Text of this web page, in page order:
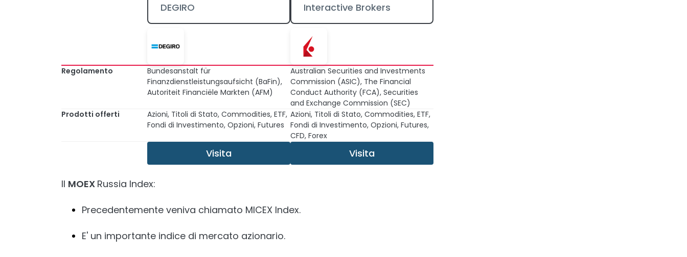
DEGIRO Interactive Brokers
Regolamento
Bundesanstalt für
Finanzdienstleistungsaufsicht (BaFin),
Autoriteit Financiële Markten (AFM)
Australian Securities and Investments
Commission (ASIC), The Financial
Conduct Authority (FCA), Securities
and Exchange Commission (SEC)
Prodotti offerti
Azioni, Titoli di Stato, Commodities, ETF,
Fondi di Investimento, Opzioni, Futures
Azioni, Titoli di Stato, Commodities, ETF,
Fondi di Investimento, Opzioni, Futures,
CFD, Forex
Visita Visita
Il MOEX Russia Index:
Precedentemente veniva chiamato MICEX Index.
E' un importante indice di mercato azionario.